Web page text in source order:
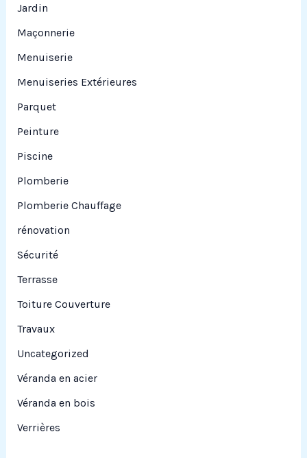
Jardin
Maçonnerie
Menuiserie
Menuiseries Extérieures
Parquet
Peinture
Piscine
Plomberie
Plomberie Chauffage
rénovation
Sécurité
Terrasse
Toiture Couverture
Travaux
Uncategorized
Véranda en acier
Véranda en bois
Verrières